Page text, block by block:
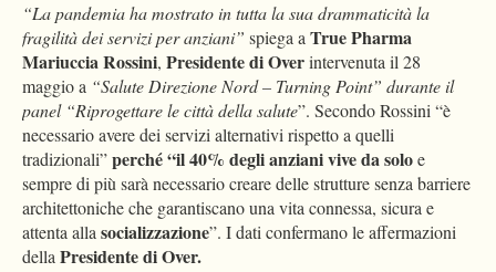
“La pandemia ha mostrato in tutta la sua drammaticità la
fragilità dei servizi per anziani” spiega a True Pharma
Mariuccia Rossini, Presidente di Overintervenuta il 28
maggio a “Salute Direzione Nord – Turning Point” durante il
panel “Riprogettare le città della salute”. Secondo Rossini “è
necessario avere dei servizi alternativi rispetto a quelli
tradizionali”perché “il 40% degli anziani vive da soloe
sempre di più sarà necessario creare delle strutture senza barriere
architettoniche che garantiscano una vita connessa, sicura e
attenta alla socializzazione”. I dati confermano le affermazioni
della Presidente di Over.